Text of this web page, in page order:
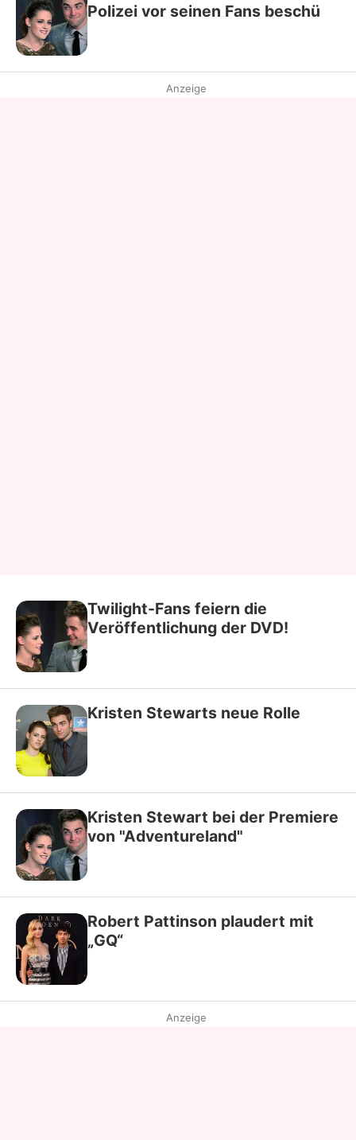
Polizei vor seinen Fans beschü
Anzeige
Twilight-Fans feiern die
Veröffentlichung der DVD!
Kristen Stewarts neue Rolle
Kristen Stewart bei der Premiere
von "Adventureland"
Robert Pattinson plaudert mit
„GQ“
Anzeige